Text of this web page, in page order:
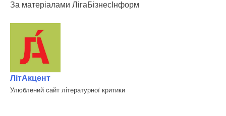
За матеріалами ЛігаБiзнесIнформ
ЛітАкцент
Улюблений сайт літературної критики